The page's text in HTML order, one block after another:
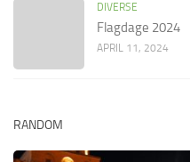
DIVERSE
Flagdage 2024
APRIL 11, 2024
RANDOM